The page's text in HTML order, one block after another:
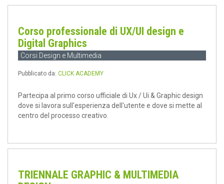
Corso professionale di UX/UI design e
Digital Graphics
Corsi Design e Multimedia
Pubblicato da: CLICK ACADEMY
Partecipa al primo corso ufficiale di Ux / Ui & Graphic design
dove si lavora sull'esperienza dell'utente e dove si mette al
centro del processo creativo.
TRIENNALE GRAPHIC & MULTIMEDIA